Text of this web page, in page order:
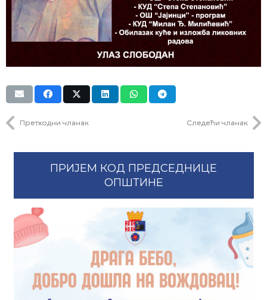
Претходни чланак Следећи чланак
ПРИЈЕМ КОД ПРЕДСЕДНИЦЕ
ОПШТИНЕ